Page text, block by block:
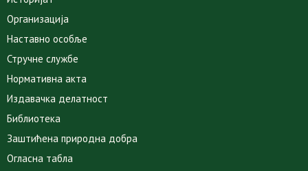
Организација
Наставно особље
Стручне службе
Нормативна акта
Издавачка делатност
Библиотека
Заштићена природна добра
Огласна табла